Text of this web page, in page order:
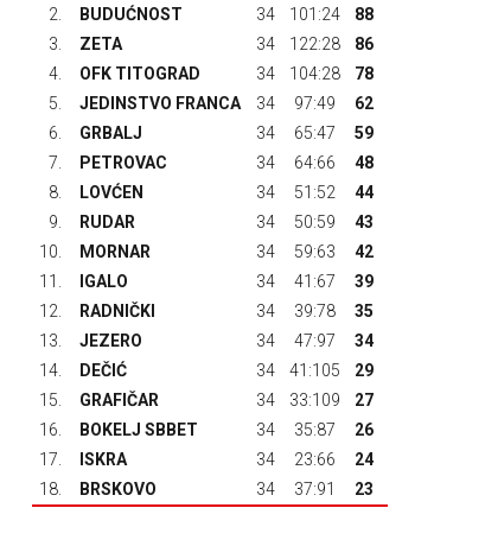
2.
BUDUĆNOST 34 101:24
88
3.
ZETA 34 122:28
86
4.
OFK TITOGRAD 34 104:28
78
5.
JEDINSTVO FRANCA 34 97:49
62
6.
GRBALJ 34 65:47
59
7.
PETROVAC 34 64:66
48
8.
LOVĆEN 34 51:52
44
9.
RUDAR 34 50:59
43
10.
MORNAR 34 59:63
42
11.
IGALO 34 41:67
39
12.
RADNIČKI 34 39:78
35
13.
JEZERO 34 47:97
34
14.
DEČIĆ 34 41:105
29
15.
GRAFIČAR 34 33:109
27
16.
BOKELJ SBBET 34 35:87
26
17.
ISKRA 34 23:66
24
18.
BRSKOVO 34 37:91 23